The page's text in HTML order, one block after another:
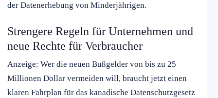
der Datenerhebung von Minderjährigen.
Strengere Regeln für Unternehmen und
neue Rechte für Verbraucher
Anzeige: Wer die neuen Bußgelder von bis zu 25
Millionen Dollar vermeiden will, braucht jetzt einen
klaren Fahrplan für das kanadische Datenschutzgesetz